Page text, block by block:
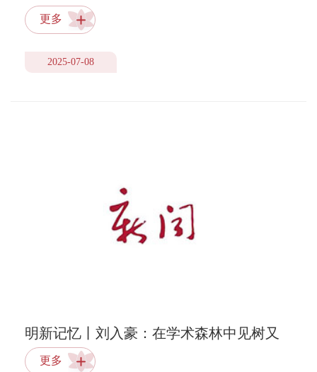
民”更多
2025-07-08
明新记忆丨刘入豪：在学术森林中见树又
见林
更多